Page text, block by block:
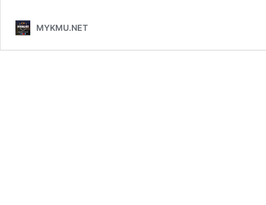
MYKMU.NET